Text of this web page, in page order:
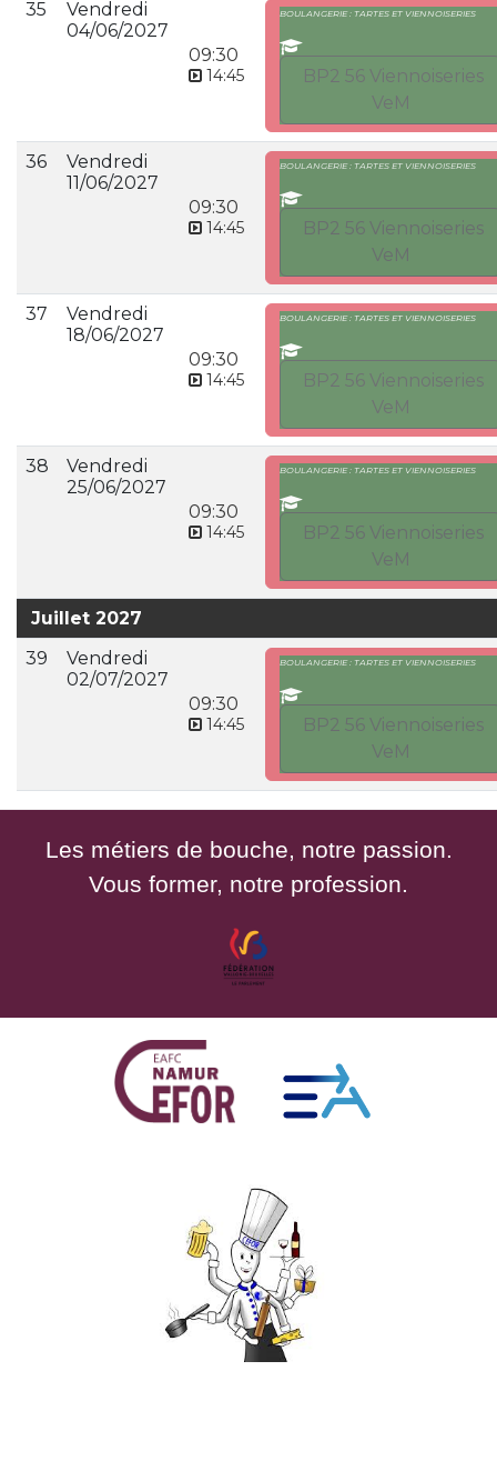
35
Vendredi
04/06/2027
09:30
14:45
BOULANGERIE : TARTES ET VIENNOISERIES
BP2 56 Viennoiseries
VeM
36
Vendredi
11/06/2027
09:30
14:45
BOULANGERIE : TARTES ET VIENNOISERIES
BP2 56 Viennoiseries
VeM
37
Vendredi
18/06/2027
09:30
14:45
BOULANGERIE : TARTES ET VIENNOISERIES
BP2 56 Viennoiseries
VeM
38
Vendredi
25/06/2027
09:30
14:45
BOULANGERIE : TARTES ET VIENNOISERIES
BP2 56 Viennoiseries
VeM
Juillet 2027
39
Vendredi
02/07/2027
09:30
14:45
BOULANGERIE : TARTES ET VIENNOISERIES
BP2 56 Viennoiseries
VeM
Les métiers de bouche, notre passion.
Vous former, notre profession.